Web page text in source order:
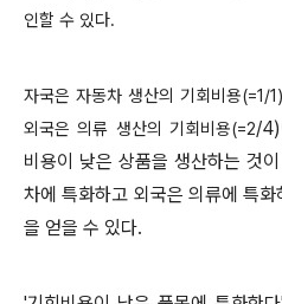
인할 수 있다.
자국은 자동차 생산의 기회비용(=1/
외국은 의류 생산의 기회비용(=2/4)
비용이 낮은 상품을 생산하는 것
차에 특화하고 외국은 의류에 특
을 얻을 수 있다.